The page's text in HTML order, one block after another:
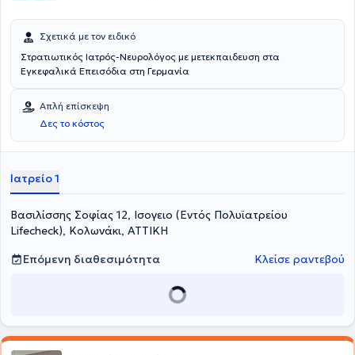
Σχετικά με τον ειδικό
Στρατιωτικός Ιατρός-Νευρολόγος με μετεκπαιδευση στα
Εγκεφαλικά Επεισόδια στη Γερμανία
Απλή επίσκεψη
Δες το κόστος
Ιατρείο 1
Βασιλίσσης Σοφίας 12, Ισογειο (Εντός Πολυϊατρείου
Lifecheck), Κολωνάκι, ΑΤΤΙΚΗ
Επόμενη διαθεσιμότητα
Κλείσε ραντεβού